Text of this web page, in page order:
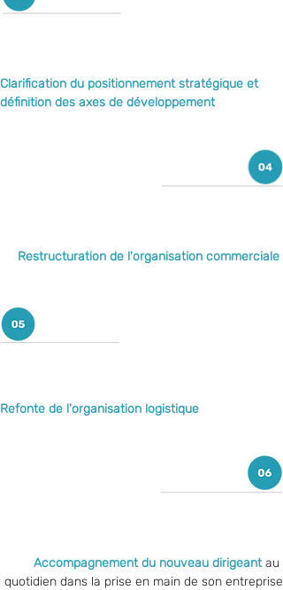
Clarification du positionnement stratégique et
définition des axes de développement
Restructuration de l'organisation commerciale
Refonte de l'organisation logistique
Accompagnement du nouveau dirigeant au
quotidien dans la prise en main de son entreprise